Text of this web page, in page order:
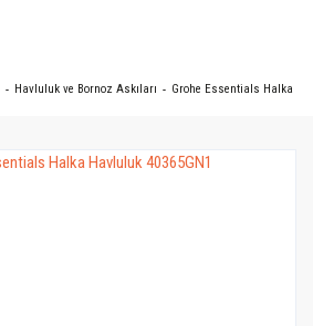
Havluluk ve Bornoz Askıları Grohe Essentials Halka